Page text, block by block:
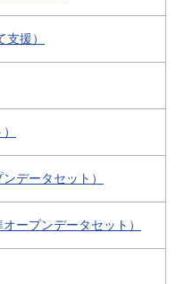
援）
データセット）
ープンデータセット）